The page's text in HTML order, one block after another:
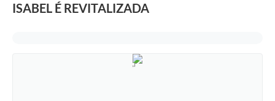
ISABEL É REVITALIZADA